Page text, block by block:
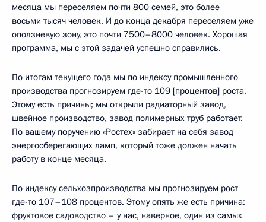
месяца мы переселяем почти 800 семей, это более
восьми тысяч человек. И до конца декабря переселяем уже
оползневую зону, это почти 7500–8000 человек. Хорошая
программа, мы с этой задачей успешно справились.
По итогам текущего года мы по индексу промышленного
производства прогнозируем где-то 109 [процентов] роста.
Этому есть причины; мы открыли радиаторный завод,
швейное производство, завод полимерных труб работает.
По вашему поручению «Ростех» забирает на себя завод
энергосберегающих ламп, который тоже должен начать
работу в конце месяца.
По индексу сельхозпроизводства мы прогнозируем рост
где-то 107–108 процентов. Этому опять же есть причина:
фруктовое садоводство – у нас, наверное, один из самых